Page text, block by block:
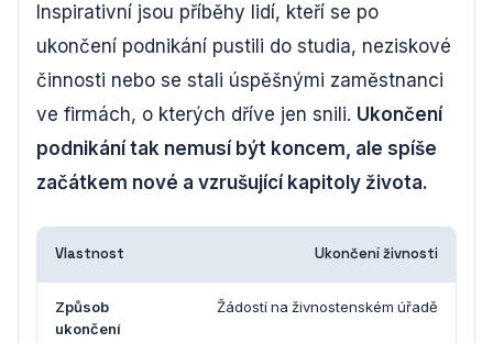
Inspirativní jsou příběhy lidí, kteří se po
ukončení podnikání pustili do studia, neziskové
činnosti nebo se stali úspěšnými zaměstnanci
ve firmách, o kterých dříve jen snili. Ukončení
podnikání tak nemusí být koncem, ale spíše
začátkem nové a vzrušující kapitoly života.
Vlastnost Ukončení živnosti
Způsob
ukončení
Žádostí na živnostenském úřadě